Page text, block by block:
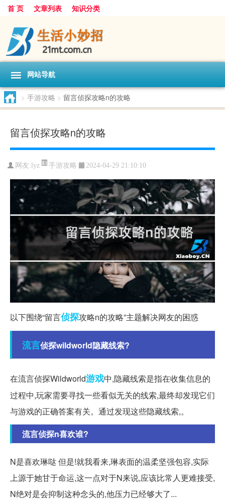
首 页 文章列表 知识分类
网站导航
> 手游攻略 > 留言侦探攻略n的攻略
留言侦探攻略n的攻略
网友: lyz 手游攻略 2024-04-29 21:10:10
以下围绕“留言侦探攻略n的攻略”主题解决网友的困惑
流言侦探wildworld隐藏线索?
在流言侦探Wildworld游戏中,隐藏线索是指在收集信息的
过程中,玩家需要寻找一些看似无关的线索,最终却发现它们
与游戏的正确答案有关。通过发现这些隐藏线索,。
流言侦探n喜欢谁?
N是喜欢琳哒 但是!就我看来,琳表面的温柔坚强包容,实际
上源于她甘于命运,这一点对于N来说,应该比常人更难接受,
N绝对是会抑制这种念头的,他压力已经够大了...